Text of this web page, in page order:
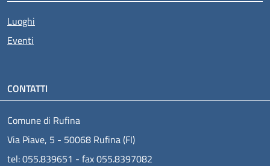
Luoghi
Eventi
CONTATTI
Comune di Rufina
Via Piave, 5 - 50068 Rufina (FI)
tel: 055.839651 - fax 055.8397082